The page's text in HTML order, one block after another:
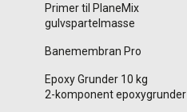
Primer til PlaneMix
gulvspartelmasse
Banemembran Pro
Epoxy Grunder 10 kg
2-komponent epoxygrunder